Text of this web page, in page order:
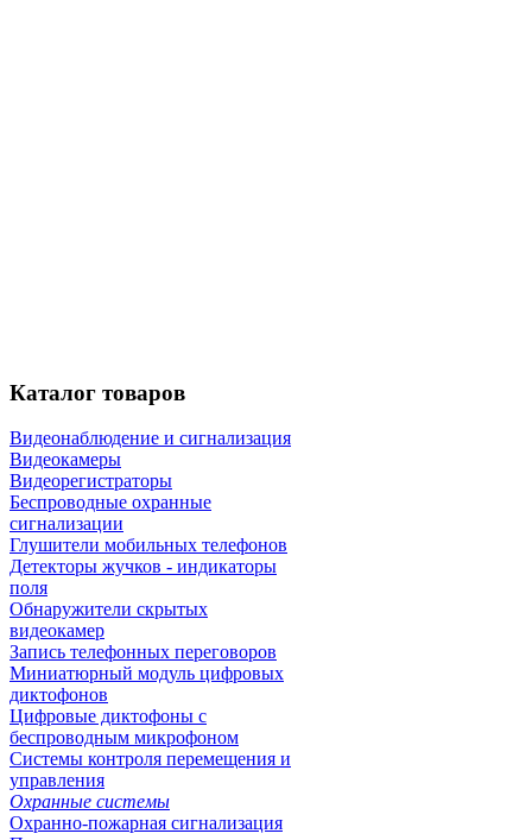
Каталог товаров
Видеонаблюдение и сигнализация
Видеокамеры
Видеорегистраторы
Беспроводные охранные
сигнализации
Глушители мобильных телефонов
Детекторы жучков - индикаторы
поля
Обнаружители скрытых
видеокамер
Запись телефонных переговоров
Миниатюрный модуль цифровых
диктофонов
Цифровые диктофоны с
беспроводным микрофоном
Системы контроля перемещения и
управления
Охранные системы
Охранно-пожарная сигнализация